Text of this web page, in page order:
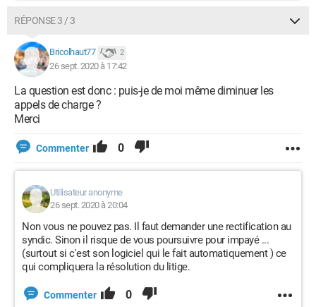
RÉPONSE 3 / 3
Bricolhaut77 2
26 sept. 2020 à 17:42
La question est donc : puis-je de moi même diminuer les
appels de charge ?
Merci
Commenter 0
Utilisateur anonyme
26 sept. 2020 à 20:04
Non vous ne pouvez pas. Il faut demander une rectification au
syndic. Sinon il risque de vous poursuivre pour impayé ...
(surtout si c'est son logiciel qui le fait automatiquement ) ce
qui compliquera la résolution du litige.
Commenter 0